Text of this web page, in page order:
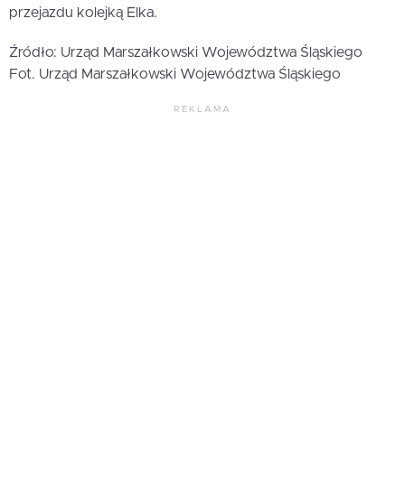
przejazdu kolejką Elka.
Źródło: Urząd Marszałkowski Województwa Śląskiego
Fot. Urząd Marszałkowski Województwa Śląskiego
REKLAMA